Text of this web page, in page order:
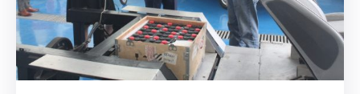
Transparencia
Directorio